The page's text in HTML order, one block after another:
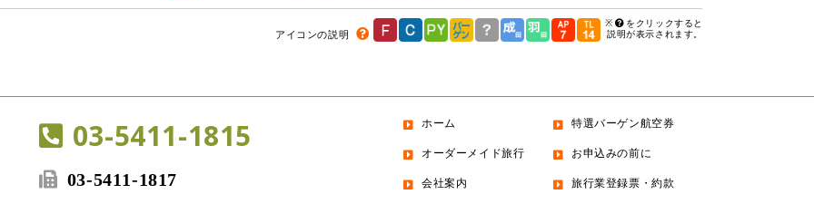
アイコンの説明
※
をクリックすると
説明が表示されます。
03-5411-1815
03-5411-1817
ホーム 特選バーゲン航空券
オーダーメイド旅行 お申込みの前に
会社案内 旅行業登録票・約款